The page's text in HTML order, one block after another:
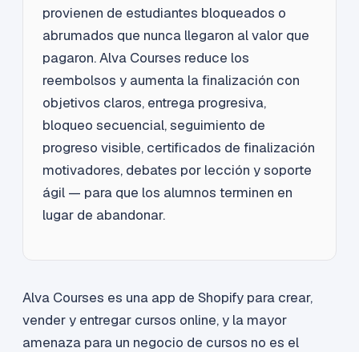
provienen de estudiantes bloqueados o
abrumados que nunca llegaron al valor que
pagaron. Alva Courses reduce los
reembolsos y aumenta la finalización con
objetivos claros, entrega progresiva,
bloqueo secuencial, seguimiento de
progreso visible, certificados de finalización
motivadores, debates por lección y soporte
ágil — para que los alumnos terminen en
lugar de abandonar.
Alva Courses es una app de Shopify para crear,
vender y entregar cursos online, y la mayor
amenaza para un negocio de cursos no es el